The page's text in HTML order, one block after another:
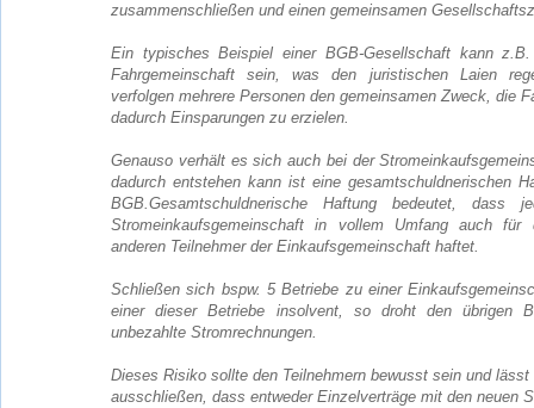
zusammenschließen und einen gemeinsamen
Ein typisches Beispiel einer BGB-Gesellschaft kann
Fahrgemeinschaft sein, was den juristischen Laien
verfolgen mehrere Personen den gemeinsamen Zweck, die
dadurch Einsparungen zu erzielen.
Genauso verhält es sich auch bei der
dadurch entstehen kann ist eine gesamtschuldnerischen
BGB.Gesamtschuldnerische Haftung bedeutet, dass
Stromeinkaufsgemeinschaft in vollem Umfang auch für
anderen Teilnehmer der Einkaufsgemeinschaft haftet.
Schließen sich bspw. 5 Betriebe zu einer
einer dieser Betriebe insolvent, so droht den übrigen
unbezahlte Stromrechnungen.
Dieses Risiko sollte den Teilnehmern bewusst sein und
ausschließen, dass entweder Einzelverträge mit den neuen